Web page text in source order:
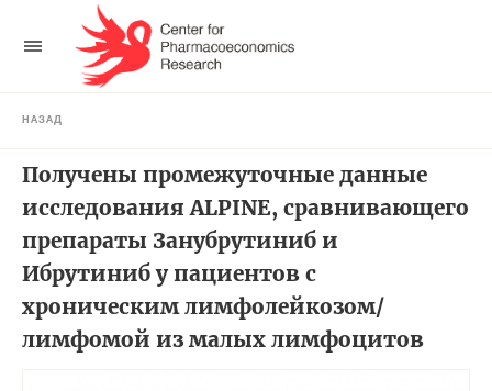
НАЗАД
Получены промежуточные данные
исследования ALPINE, сравнивающего
препараты Занубрутиниб и
Ибрутиниб у пациентов с
хроническим лимфолейкозом/
лимфомой из малых лимфоцитов